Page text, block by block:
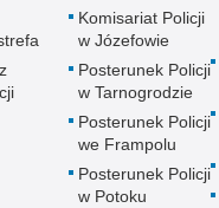
Komisariat Policji
w Józefowie
Posterunek Policji
w Tarnogrodzie
Posterunek Policji
we Frampolu
Posterunek Policji
w Potoku